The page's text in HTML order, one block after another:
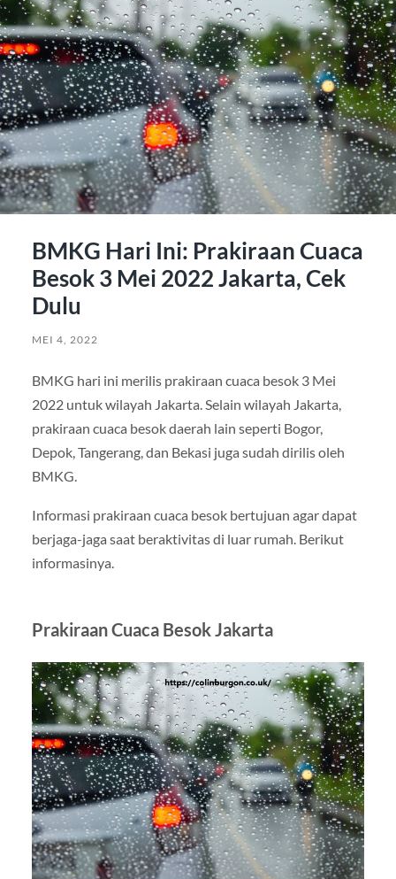
BMKG Hari Ini: Prakiraan Cuaca
Besok 3 Mei 2022 Jakarta, Cek
Dulu
MEI 4, 2022
BMKG hari ini merilis prakiraan cuaca besok 3 Mei
2022 untuk wilayah Jakarta. Selain wilayah Jakarta,
prakiraan cuaca besok daerah lain seperti Bogor,
Depok, Tangerang, dan Bekasi juga sudah dirilis oleh
BMKG.
Informasi prakiraan cuaca besok bertujuan agar dapat
berjaga-jaga saat beraktivitas di luar rumah. Berikut
informasinya.
Prakiraan Cuaca Besok Jakarta